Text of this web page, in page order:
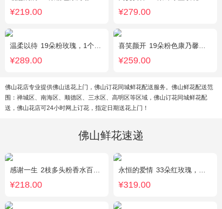
¥219.00 ¥279.00
温柔以待 19朵粉玫瑰，1个粉色绣球，1枝多头白百合，桔梗、满天星、绿叶搭配
¥289.00
喜笑颜开 19朵粉色康乃馨，2枝多头白百合，满天星、绿叶搭配
¥259.00
佛山花店专业提供佛山送花上门，佛山订花同城鲜花配送服务。佛山鲜花配送范
围：禅城区、南海区、顺德区、三水区、高明区等区域，佛山订花同城鲜花配
送，佛山花店可24小时网上订花，指定日期送花上门！
佛山鲜花速递
感谢一生 2枝多头粉香水百合，11枝粉康乃馨，满天星+绿叶适量。
¥218.00
永恒的爱情 33朵红玫瑰，满天星、绿叶搭配
¥319.00